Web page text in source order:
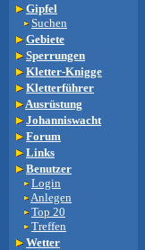
Gipfel
Suchen
Gebiete
Sperrungen
Kletter-Knigge
Kletterführer
Ausrüstung
Johanniswacht
Forum
Links
Benutzer
Login
Anlegen
Top 20
Treffen
Wetter